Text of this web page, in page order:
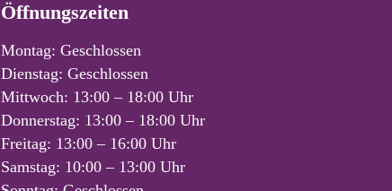
Öffnungszeiten
Montag: Geschlossen
Dienstag: Geschlossen
Mittwoch: 13:00 – 18:00 Uhr
Donnerstag: 13:00 – 18:00 Uhr
Freitag: 13:00 – 16:00 Uhr
Samstag: 10:00 – 13:00 Uhr